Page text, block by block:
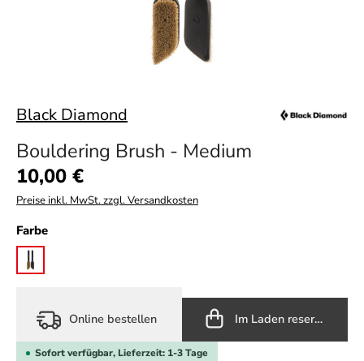
Black Diamond
Bouldering Brush - Medium
Regulärer Preis:
10,00 €
Preise inkl. MwSt. zzgl. Versandkosten
Farbeauswählen
black
Online bestellen Im Laden reservieren
Sofort verfügbar, Lieferzeit: 1-3 Tage